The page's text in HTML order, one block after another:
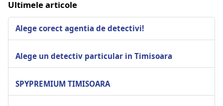
Ultimele articole
Alege corect agentia de detectivi!
Alege un detectiv particular in Timisoara
SPYPREMIUM TIMISOARA